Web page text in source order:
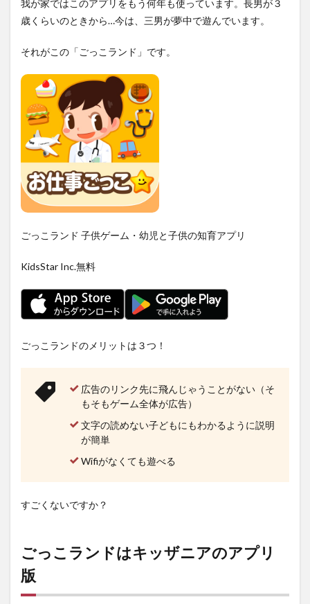
我が家ではこのアプリをもう何年も使っています。長男が３
歳くらいのときから…今は、三男が夢中で遊んでいます。
それがこの「ごっこランド」です。
ごっこランド 子供ゲーム・幼児と子供の知育アプリ
KidsStar Inc.無料
ごっこランドのメリットは３つ！
広告のリンク先に飛んじゃうことがない（そ
もそもゲーム全体が広告）
文字の読めない子どもにもわかるように説明
が簡単
Wifiがなくても遊べる
すごくないですか？
ごっこランドはキッザニアのアプリ
版